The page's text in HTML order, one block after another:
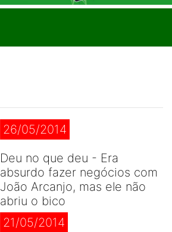
26/05/2014
Deu no que deu - Era
absurdo fazer negócios com
João Arcanjo, mas ele não
abriu o bico
21/05/2014